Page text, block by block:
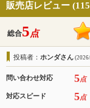
販売店レビュー
総合5点
投稿者： ホンダさん
問い合わせ対応 5点
対応スピード 5点